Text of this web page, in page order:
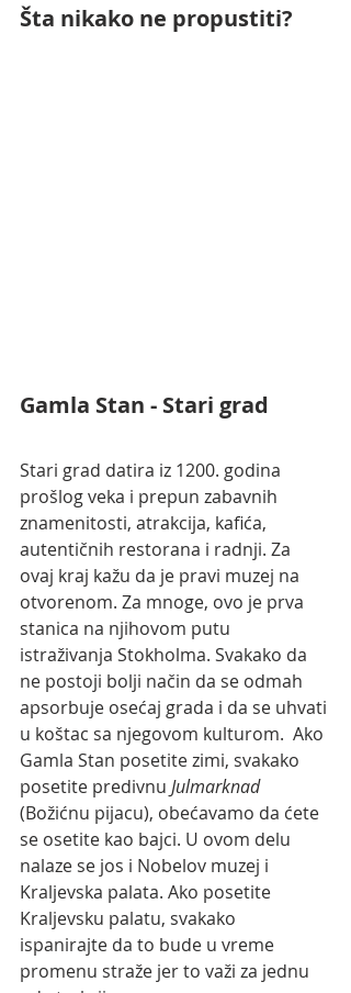
Šta nikako ne propustiti?
Gamla Stan - Stari grad
Stari grad datira iz 1200. godina
prošlog veka i prepun zabavnih
znamenitosti, atrakcija, kafića,
autentičnih restorana i radnji. Za
ovaj kraj kažu da je pravi muzej na
otvorenom. Za mnoge, ovo je prva
stanica na njihovom putu
istraživanja Stokholma. Svakako da
ne postoji bolji način da se odmah
apsorbuje osećaj grada i da se uhvati
u koštac sa njegovom kulturom.  Ako
Gamla Stan posetite zimi, svakako
posetite predivnu Julmarknad
(Božićnu pijacu), obećavamo da ćete
se osetite kao bajci. U ovom delu
nalaze se jos i Nobelov muzej i
Kraljevska palata. Ako posetite
Kraljevsku palatu, svakako
ispanirajte da to bude u vreme
promenu straže jer to važi za jednu